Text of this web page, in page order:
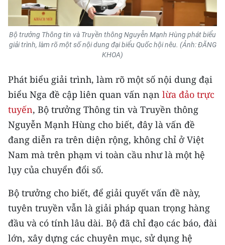
Bộ trưởng Thông tin và Truyền thông Nguyễn Mạnh Hùng phát biểu
giải trình, làm rõ một số nội dung đại biểu Quốc hội nêu. (Ảnh: ĐĂNG
KHOA)
Phát biểu giải trình, làm rõ một số nội dung đại
biểu Nga đề cập liên quan vấn nạn lừa đảo trực
tuyến, Bộ trưởng Thông tin và Truyền thông
Nguyễn Mạnh Hùng cho biết, đây là vấn đề
đang diễn ra trên diện rộng, không chỉ ở Việt
Nam mà trên phạm vi toàn cầu như là một hệ
lụy của chuyển đổi số.
Bộ trưởng cho biết, để giải quyết vấn đề này,
tuyên truyền vẫn là giải pháp quan trọng hàng
đầu và có tính lâu dài. Bộ đã chỉ đạo các báo, đài
lớn, xây dựng các chuyên mục, sử dụng hệ